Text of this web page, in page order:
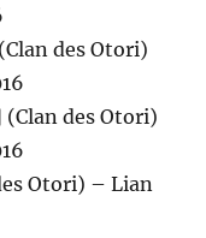
des Otori)
(Clan des Otori)
Otori) – Lian